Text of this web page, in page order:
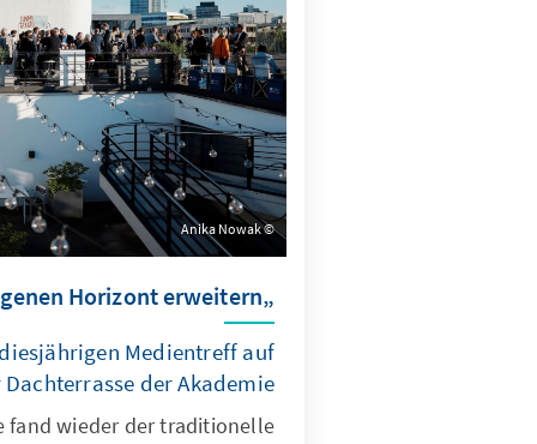
Anika Nowak
„Den eigenen Horizont erweitern“
Medientreff auf
Dachterrasse der Akademie
fand wieder der traditionelle